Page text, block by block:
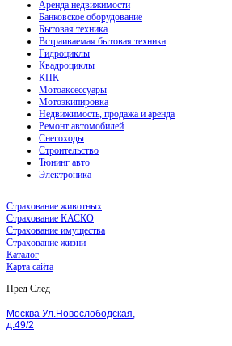
Аренда недвижимости
Банковское оборудование
Бытовая техника
Встраиваемая бытовая техника
Гидроциклы
Квадроциклы
КПК
Мотоаксессуары
Мотоэкипировка
Недвижимость, продажа и аренда
Ремонт автомобилей
Снегоходы
Строительство
Тюнинг авто
Электроника
Страхование животных
Страхование КАСКО
Страхование имущества
Страхование жизни
Каталог
Карта сайта
Пред След
Москва Ул.Новослободская,
д.49/2